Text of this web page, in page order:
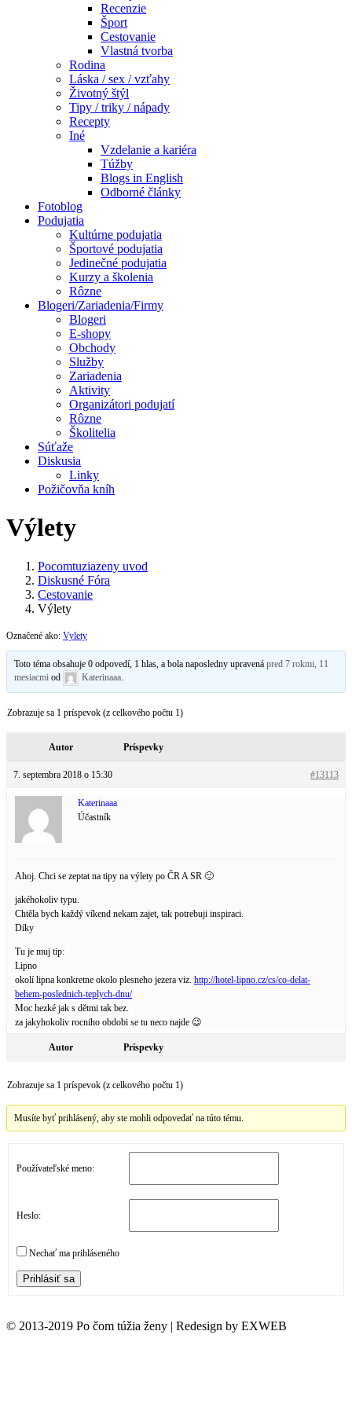
Recenzie
Šport
Cestovanie
Vlastná tvorba
Rodina
Láska / sex / vzťahy
Životný štýl
Tipy / triky / nápady
Recepty
Iné
Vzdelanie a kariéra
Túžby
Blogs in English
Odborné články
Fotoblog
Podujatia
Kultúrne podujatia
Športové podujatia
Jedinečné podujatia
Kurzy a školenia
Rôzne
Blogeri/Zariadenia/Firmy
Blogeri
E-shopy
Obchody
Služby
Zariadenia
Aktivity
Organizátori podujatí
Rôzne
Školitelia
Súťaže
Diskusia
Linky
Požičovňa kníh
Výlety
Pocomtuziazeny uvod
Diskusné Fóra
Cestovanie
Výlety
Označené ako: Vylety
Toto téma obsahuje 0 odpovedí, 1 hlas, a bola naposledny upravenápred 7 rokmi, 11
mesiacmi od Katerinaaa
Zobrazuje sa 1 príspevok (z celkového počtu 1)
Autor Príspevky
7. septembra 2018 o 15:30 #13113
Katerinaaa
Účastník
Ahoj. Chci se zeptat na tipy na výlety po ČR A SR 🙂
jakéhokoliv typu.
Chtěla bych každý víkend nekam zajet, tak potrebuji inspiraci.
Díky
Tu je muj tip:
Lipno
okolí lipna konkretne okolo plesneho jezera viz. http://hotel-lipno.cz/cs/co-delat-
behem-poslednich-teplych-dnu/
Moc hezké jak s dětmi tak bez.
za jakyhokoliv rocniho obdobi se tu neco najde 😉
Autor Príspevky
Zobrazuje sa 1 príspevok (z celkového počtu 1)
Musíte byť prihlásený, aby ste mohli odpovedať na túto tému.
Používateľské meno:
Heslo:
Nechať ma prihláseného
Prihlásiť sa
© 2013-2019 Po čom túžia ženy | Redesign by EXWEB